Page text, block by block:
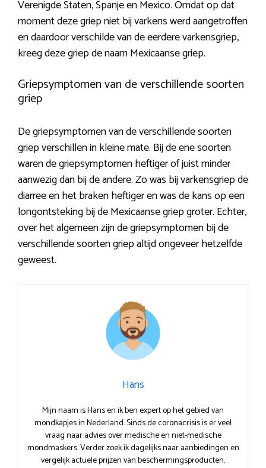
Verenigde Staten, Spanje en Mexico. Omdat op dat
moment deze griep niet bij varkens werd aangetroffen
en daardoor verschilde van de eerdere varkensgriep,
kreeg deze griep de naam Mexicaanse griep.
Griepsymptomen van de verschillende soorten
griep
De griepsymptomen van de verschillende soorten
griep verschillen in kleine mate. Bij de ene soorten
waren de griepsymptomen heftiger of juist minder
aanwezig dan bij de andere. Zo was bij varkensgriep de
diarree en het braken heftiger en was de kans op een
longontsteking bij de Mexicaanse griep groter. Echter,
over het algemeen zijn de griepsymptomen bij de
verschillende soorten griep altijd ongeveer hetzelfde
geweest.
Hans
Mijn naam is Hans en ik ben expert op het gebied van
mondkapjes in Nederland. Sinds de coronacrisis is er veel
vraag naar advies over medische en niet-medische
mondmaskers. Verder zoek ik dagelijks naar aanbiedingen en
vergelijk actuele prijzen van beschermingsproducten.